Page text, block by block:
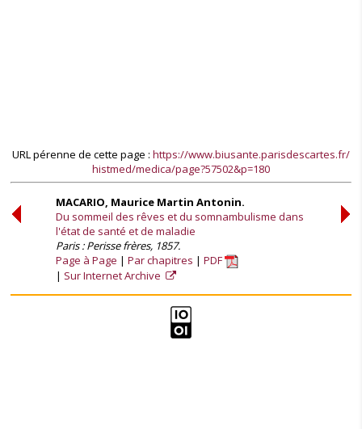
URL pérenne de cette page : https://www.biusante.parisdescartes.fr/
histmed/medica/page?57502&p=180
MACARIO, Maurice Martin Antonin.
Du sommeil des rêves et du somnambulisme dans
l'état de santé et de maladie
Paris : Perisse frères, 1857.
Page à Page
Par chapitres
PDF
Sur Internet Archive